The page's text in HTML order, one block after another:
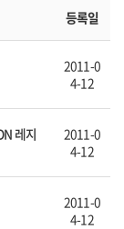
등록일
2011-0
4-12
레지
2011-0
4-12
2011-0
4-12